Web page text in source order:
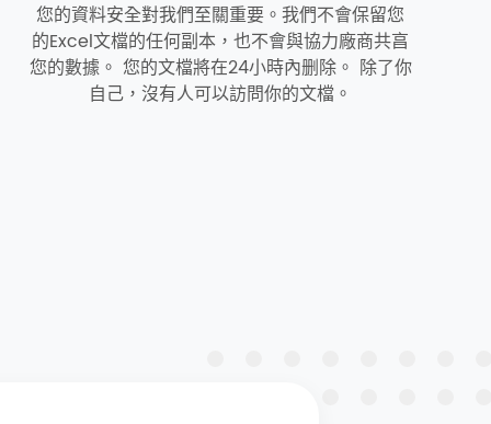
您的資料安全對我們至關重要。我們不會保留您
的Excel文檔的任何副本，也不會與協力廠商共亯
您的數據。 您的文檔將在24小時內删除。 除了你
自己，沒有人可以訪問你的文檔。